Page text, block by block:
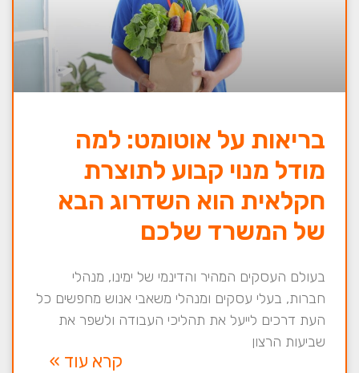
בריאות על אוטומט: למה
מודל מנוי קבוע לתוצרת
חקלאית הוא השדרוג הבא
של המשרד שלכם
בעולם העסקים המהיר והדינמי של ימינו, מנהלי
חברות, בעלי עסקים ומנהלי משאבי אנוש מחפשים כל
העת דרכים לייעל את תהליכי העבודה ולשפר את
שביעות הרצון
קרא עוד »